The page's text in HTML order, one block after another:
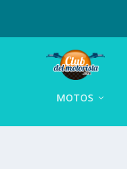
MOTOS